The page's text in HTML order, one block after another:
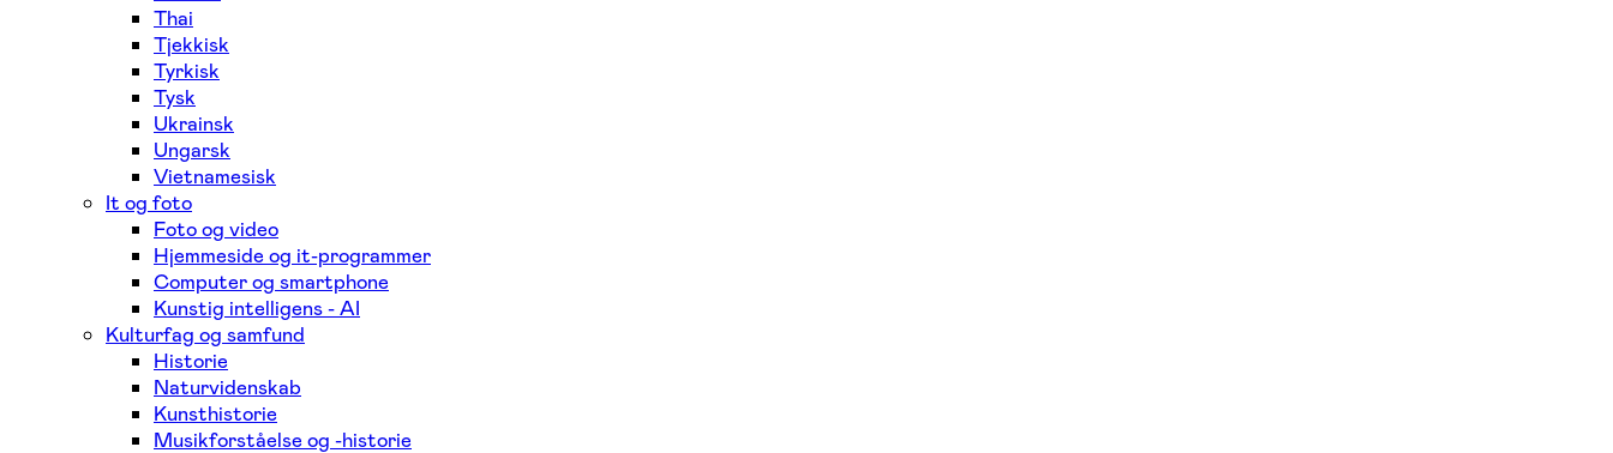
Thai
Tjekkisk
Tyrkisk
Tysk
Ukrainsk
Ungarsk
Vietnamesisk
It og foto
Foto og video
Hjemmeside og it-programmer
Computer og smartphone
Kunstig intelligens - AI
Kulturfag og samfund
Historie
Naturvidenskab
Kunsthistorie
Musikforståelse og -historie